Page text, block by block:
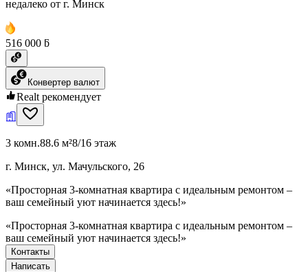
недалеко от г. Минск
516 000 ƃ
Конвертер валют
Realt рекомендует
3 комн.88.6 м²8/16 этаж
г. Минск, ул. Мачульского, 26
«Просторная 3-комнатная квартира с идеальным ремонтом –
ваш семейный уют начинается здесь!»
«Просторная 3-комнатная квартира с идеальным ремонтом –
ваш семейный уют начинается здесь!»
Контакты
Написать